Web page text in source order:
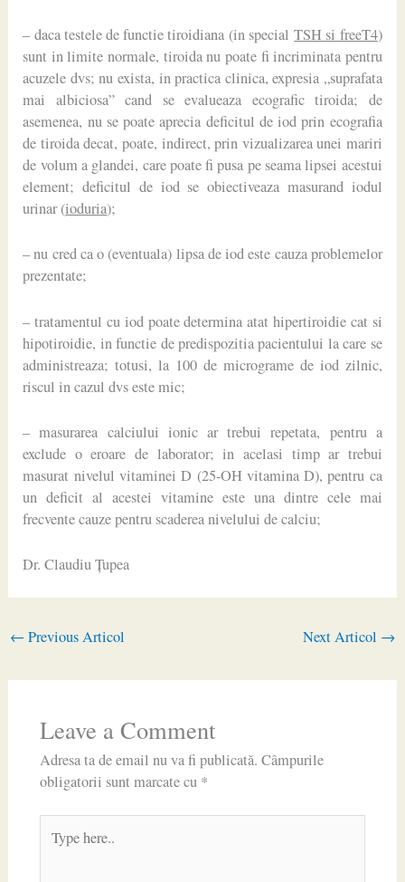
– daca testele de functie tiroidiana (in specialTSH si freeT4)
sunt in limite normale, tiroida nu poate fi incriminata pentru
acuzele dvs; nu exista, in practica clinica, expresia „suprafata
mai albiciosa” cand se evalueaza ecografic tiroida; de
asemenea, nu se poate aprecia deficitul de iod prin ecografia
de tiroida decat, poate, indirect, prin vizualizarea unei mariri
de volum a glandei, care poate fi pusa pe seama lipsei acestui
element; deficitul de iod se obiectiveaza masurand iodul
urinar (ioduria);
– nu cred ca o (eventuala) lipsa de iod este cauza problemelor
prezentate;
– tratamentul cu iod poate determina atat hipertiroidie cat si
hipotiroidie, in functie de predispozitia pacientului la care se
administreaza; totusi, la 100 de micrograme de iod zilnic,
riscul in cazul dvs este mic;
– masurarea calciului ionic ar trebui repetata, pentru a
exclude o eroare de laborator; in acelasi timp ar trebui
masurat nivelul vitaminei D (25-OH vitamina D), pentru ca
un deficit al acestei vitamine este una dintre cele mai
frecvente cauze pentru scaderea nivelului de calciu;
Dr. Claudiu Ţupea
← Previous Articol Next Articol →
Leave a Comment
Adresa ta de email nu va fi publicată. Câmpurile
obligatorii sunt marcate cu *
here..